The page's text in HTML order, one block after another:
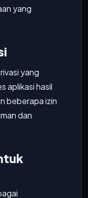
yang
yang
aplikasi hasil
beberapa izin
dan